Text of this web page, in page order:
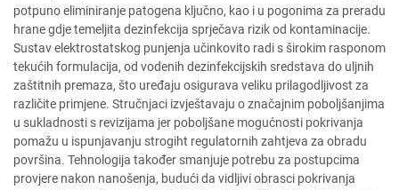
potpuno eliminiranje patogena ključno, kao i u pogonima za preradu
hrane gdje temeljita dezinfekcija sprječava rizik od kontaminacije.
Sustav elektrostatskog punjenja učinkovito radi s širokim rasponom
tekućih formulacija, od vodenih dezinfekcijskih sredstava do uljnih
zaštitnih premaza, što uređaju osigurava veliku prilagodljivost za
različite primjene. Stručnjaci izvještavaju o značajnim poboljšanjima
u sukladnosti s revizijama jer poboljšane mogućnosti pokrivanja
pomažu u ispunjavanju strogiht regulatornih zahtjeva za obradu
površina. Tehnologija također smanjuje potrebu za postupcima
provjere nakon nanošenja, budući da vidljivi obrasci pokrivanja